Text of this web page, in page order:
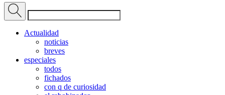
Actualidad
noticias
breves
especiales
todos
fichados
con q de curiosidad